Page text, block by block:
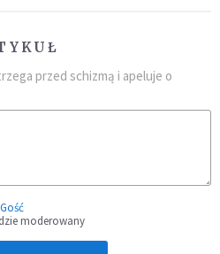
przed schizmą i apeluje o
moderowany